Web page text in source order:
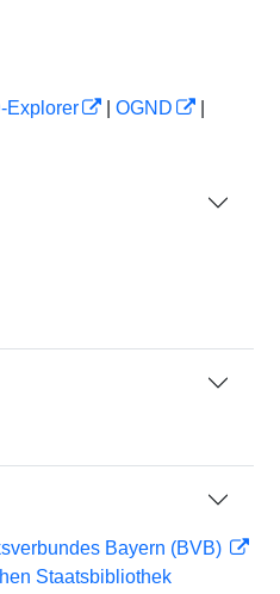
Explorer OGND
Bayern (BVB)
Staatsbibliothek